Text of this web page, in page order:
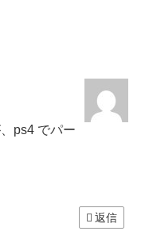
ps4 でパー
返信